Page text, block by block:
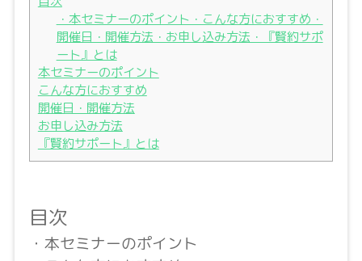
・本セミナーのポイント・こんな方におすすめ・
開催日・開催方法・お申し込み方法・『賢約サポ
ート』とは
本セミナーのポイント
こんな方におすすめ
開催日・開催方法
お申し込み方法
『賢約サポート』とは
目次
・本セミナーのポイント